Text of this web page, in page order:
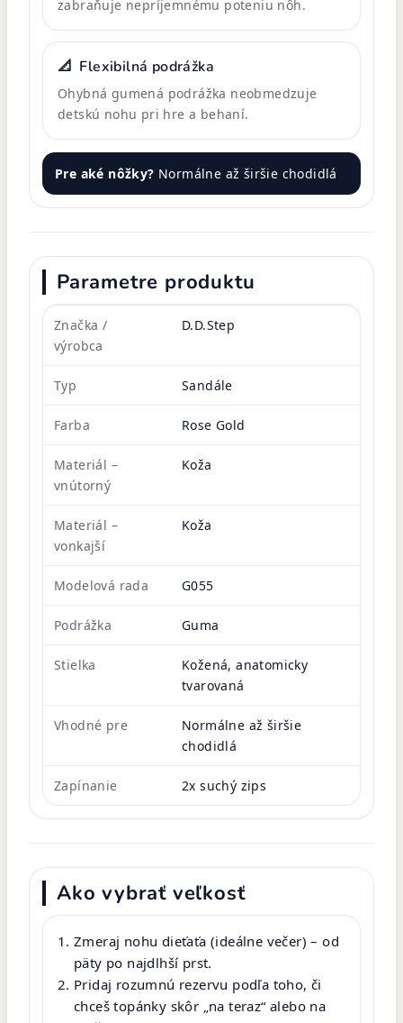
zabraňuje nepríjemnému poteniu nôh.
📐 Flexibilná podrážka
Ohybná gumená podrážka neobmedzuje
detskú nohu pri hre a behaní.
Pre aké nôžky? Normálne až širšie chodidlá
Parametre produktu
Značka /
výrobca
D.D.Step
Typ Sandále
Farba Rose Gold
Materiál –
vnútorný
Koža
Materiál –
vonkajší
Koža
Modelová rada G055
Podrážka Guma
Stielka
Kožená, anatomicky
tvarovaná
Vhodné pre
Normálne až širšie
chodidlá
Zapínanie 2x suchý zips
Ako vybrať veľkosť
Zmeraj nohu dieťaťa (ideálne večer) – od
päty po najdlhší prst.
Pridaj rozumnú rezervu podľa toho, či
chceš topánky skôr „na teraz“ alebo na